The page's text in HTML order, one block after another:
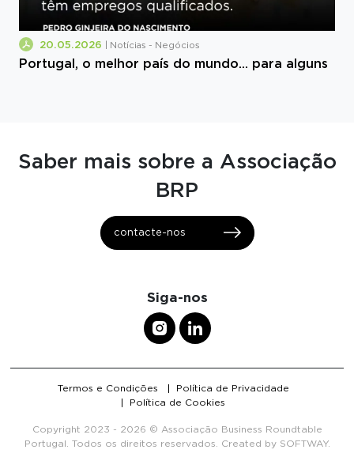
20.05.2026 | Notícias - Negócios
Portugal, o melhor país do mundo... para alguns
Saber mais sobre a Associação
BRP
contacte-nos
Siga-nos
Termos e Condições
Política de Privacidade
Política de Cookies
Copyright 2023 - 2026 © Associação Business Roundtable
Portugal. Todos os direitos reservados. Created by SOFTWAY.